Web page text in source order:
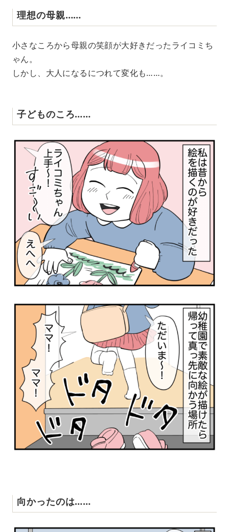
理想の母親……
小さなころから母親の笑顔が大好きだったライコミち
ゃん。
しかし、大人になるにつれて変化も……。
子どものころ……
向かったのは……